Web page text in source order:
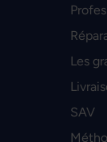
Les
SAV